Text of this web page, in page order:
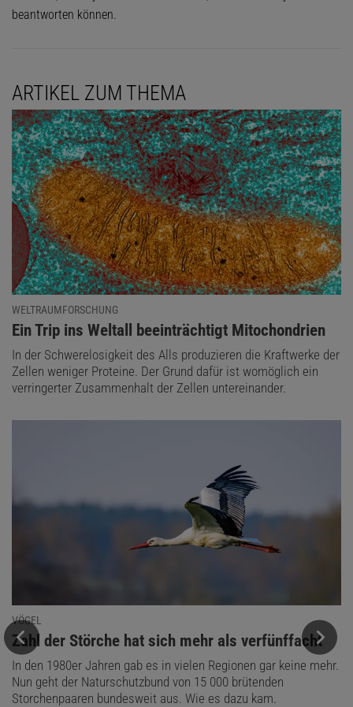
beantworten können.
ARTIKEL ZUM THEMA
WELTRAUMFORSCHUNG
:
Ein Trip ins Weltall beeinträchtigt Mitochondrien
In der Schwerelosigkeit des Alls produzieren die Kraftwerke der
Zellen weniger Proteine. Der Grund dafür ist womöglich ein
verringerter Zusammenhalt der Zellen untereinander.
VÖGEL
:
Zahl der Störche hat sich mehr als verfünffacht
In den 1980er Jahren gab es in vielen Regionen gar keine mehr.
Nun geht der Naturschutzbund von 15 000 brütenden
Storchenpaaren bundesweit aus. Wie es dazu kam.